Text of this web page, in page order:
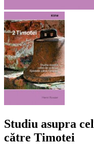
Studiu asupra
către Timotei